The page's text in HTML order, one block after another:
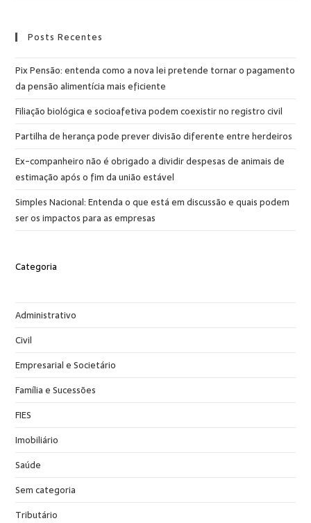
Posts Recentes
Pix Pensão: entenda como a nova lei pretende tornar o pagamento
da pensão alimentícia mais eficiente
Filiação biológica e socioafetiva podem coexistir no registro civil
Partilha de herança pode prever divisão diferente entre herdeiros
Ex-companheiro não é obrigado a dividir despesas de animais de
estimação após o fim da união estável
Simples Nacional: Entenda o que está em discussão e quais podem
ser os impactos para as empresas
Categoria
Administrativo
Civil
Empresarial e Societário
Família e Sucessões
FIES
Imobiliário
Saúde
Sem categoria
Tributário